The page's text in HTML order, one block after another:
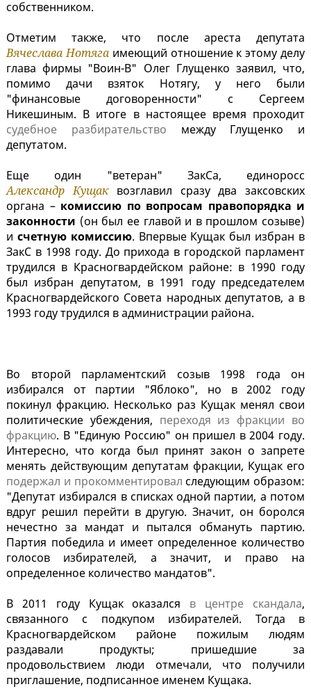
собственником.
Отметим также, что после ареста депутата
Вячеслава Нотягаимеющий отношение к этому делу
глава фирмы "Воин-В" Олег Глущенко заявил, что,
помимо дачи взяток Нотягу, у него были
"финансовые договоренности" с Сергеем
Никешиным. В итоге в настоящее время проходит
судебное разбирательство между Глущенко и
депутатом.
Еще один "ветеран" ЗакСа, единоросс
Александр Кущаквозглавил сразу два заксовских
органа – комиссию по вопросам правопорядка и
законности (он был ее главой и в прошлом созыве)
и счетную комиссию. Впервые Кущак был избран в
ЗакС в 1998 году. До прихода в городской парламент
трудился в Красногвардейском районе: в 1990 году
был избран депутатом, в 1991 году председателем
Красногвардейского Совета народных депутатов, а в
1993 году трудился в администрации района.
Во второй парламентский созыв 1998 года он
избирался от партии "Яблоко", но в 2002 году
покинул фракцию. Несколько раз Кущак менял свои
политические убеждения, переходя из фракции во
фракцию. В "Единую Россию" он пришел в 2004 году.
Интересно, что когда был принят закон о запрете
менять действующим депутатам фракции, Кущак его
подержал и прокомментировал следующим образом:
"Депутат избирался в списках одной партии, а потом
вдруг решил перейти в другую. Значит, он боролся
нечестно за мандат и пытался обмануть партию.
Партия победила и имеет определенное количество
голосов избирателей, а значит, и право на
определенное количество мандатов".
В 2011 году Кущак оказался в центре скандала,
связанного с подкупом избирателей. Тогда в
Красногвардейском районе пожилым людям
раздавали продукты; пришедшие за
продовольствием люди отмечали, что получили
приглашение, подписанное именем Кущака.